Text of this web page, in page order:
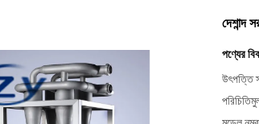
দেশান্দ
পণ্যের
উৎপত্তি